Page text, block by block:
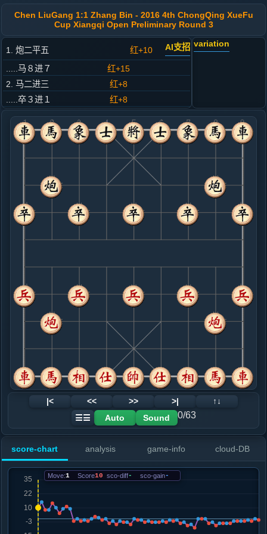
Chen LiuGang 1:1 Zhang Bin - 2016 4th ChongQing XueFu
Cup Xiangqi Open Preliminary Round 3
1. 炮二平五 红+10 AI支招
.....马８进７
红+15
2. 马二进三
红+8
.....卒３进１
红+8
3. 车一平二
红+14
.....车９平８
红+10
4. 兵三进一
红+5
.....马２进３
红+9
5. 马八进九
红+11
.....卒１进１
6. 炮八平六
黑+2
炮八进四
.....砲８进２
红+0
7. 车二进四
黑+2
炮六进四
8. 炮六进四
黑+2
.....卒１进１
红+0
9. 兵九进一
红+2
.....车１进３
10. 炮六平三
黑+1
炮六退二
.....车１进２
红+0
黑+4
马九退七
.....车１平８
黑+2
12. 马三进二
黑+5
黑+2
13. 车九平八
黑+3
炮五平三
.....象７退５
红+0
车８进３
15. 炮五平三
.....砲８平７
16. 相三进五
黑+3
炮三平二
variation
|< << >> >|
↑↓
☰☰
Auto Sound 0/63
score-chart analysis game-info cloud-DB
Move:1 Score10 sco-diff- sco-gain-